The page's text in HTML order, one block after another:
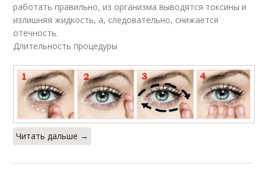
работать правильно, из организма выводятся токсины и
излишняя жидкость, а, следовательно, снижается
отечность.
Длительность процедуры
Читать дальше →